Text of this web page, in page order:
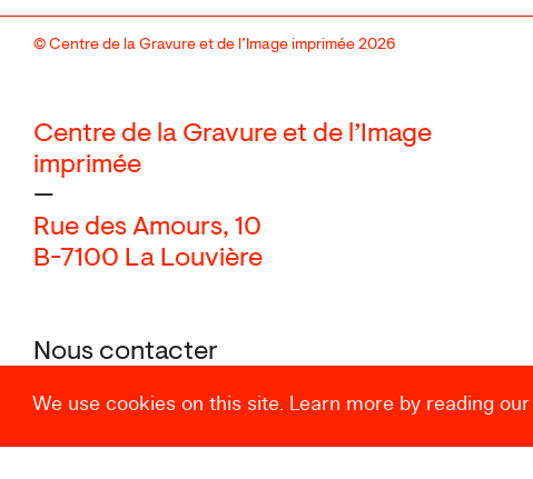
We use cookies on this site. Learn more by reading our
Centre de la Gravure et de l’Image
imprimée
—
Rue des Amours, 10
B-7100 La Louvière
Nous contacter
Instagram
© Centre de la Gravure et de l’Image imprimée 2026